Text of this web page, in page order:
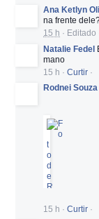
Ana Ketlyn
na frente
15 h · Editado
Natalie Fedel
mano
15 h · Curtir ·
Rodnei Souza
15 h · Curtir ·